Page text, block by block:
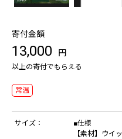
寄付金額
13,000 円
以上の寄付でもらえる
常温
サイズ：
■仕様
【素材】ウイ